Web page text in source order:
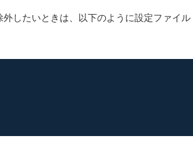
したいときは、以下のように設定ファイル